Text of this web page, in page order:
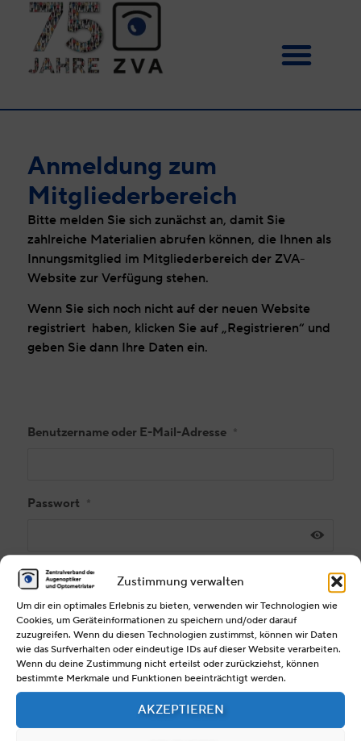
Zustimmung verwalten
Um dir ein optimales Erlebnis zu bieten, verwenden wir Technologien wie
Cookies, um Geräteinformationen zu speichern und/oder darauf
zuzugreifen. Wenn du diesen Technologien zustimmst, können wir Daten
wie das Surfverhalten oder eindeutige IDs auf dieser Website verarbeiten.
Wenn du deine Zustimmung nicht erteilst oder zurückziehst, können
bestimmte Merkmale und Funktionen beeinträchtigt werden.
AKZEPTIEREN
Anmeldung zum
Mitgliederbereich
Bitte melden Sie sich zunächst an, damit Sie
zahlreiche Materialien abrufen können, die Ihnen als
Innungsmitglied im Mitgliederbereich der ZVA-
Website zur Verfügung stehen.
Wenn Sie sich noch nicht auf der neuen Website
registriert haben, klicken Sie auf „Registrieren“ und
geben Sie dann Ihre Daten ein.
Benutzername oder E-Mail-Adresse *
Passwort *
Angemeldet bleiben
REGISTRIEREN
Passwort vergessen?